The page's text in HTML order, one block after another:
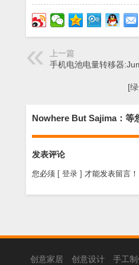
上一篇
手机电池电量转移器
[
Nowhere But Sajima：等
发表评论
您必须 [ 登录 ] 才能发表留言！
创意家居 创意设计 手工